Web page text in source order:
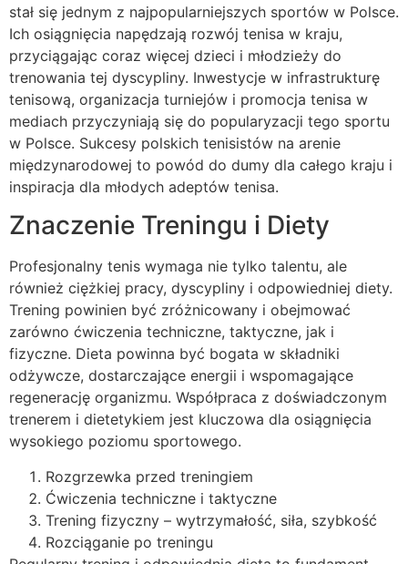
stał się jednym z najpopularniejszych sportów w Polsce.
Ich osiągnięcia napędzają rozwój tenisa w kraju,
przyciągając coraz więcej dzieci i młodzieży do
trenowania tej dyscypliny. Inwestycje w infrastrukturę
tenisową, organizacja turniejów i promocja tenisa w
mediach przyczyniają się do popularyzacji tego sportu
w Polsce. Sukcesy polskich tenisistów na arenie
międzynarodowej to powód do dumy dla całego kraju i
inspiracja dla młodych adeptów tenisa.
Znaczenie Treningu i Diety
Profesjonalny tenis wymaga nie tylko talentu, ale
również ciężkiej pracy, dyscypliny i odpowiedniej diety.
Trening powinien być zróżnicowany i obejmować
zarówno ćwiczenia techniczne, taktyczne, jak i
fizyczne. Dieta powinna być bogata w składniki
odżywcze, dostarczające energii i wspomagające
regenerację organizmu. Współpraca z doświadczonym
trenerem i dietetykiem jest kluczowa dla osiągnięcia
wysokiego poziomu sportowego.
Rozgrzewka przed treningiem
Ćwiczenia techniczne i taktyczne
Trening fizyczny – wytrzymałość, siła, szybkość
Rozciąganie po treningu